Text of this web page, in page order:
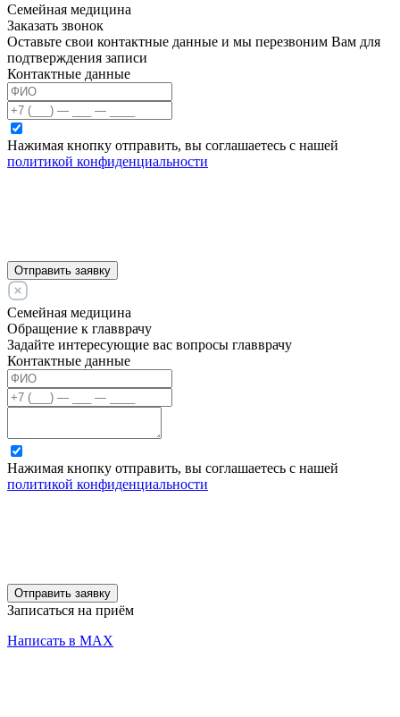
Семейная медицина
Заказать звонок
Оставьте свои контактные данные и мы перезвоним Вам для
подтверждения записи
Контактные данные
Нажимая кнопку отправить, вы соглашаетесь с нашей
политикой конфиденциальности
Отправить заявку
Семейная медицина
Обращение к главврачу
Задайте интересующие вас вопросы главврачу
Контактные данные
Нажимая кнопку отправить, вы соглашаетесь с нашей
политикой конфиденциальности
Отправить заявку
Записаться на приём
Написать в MAX